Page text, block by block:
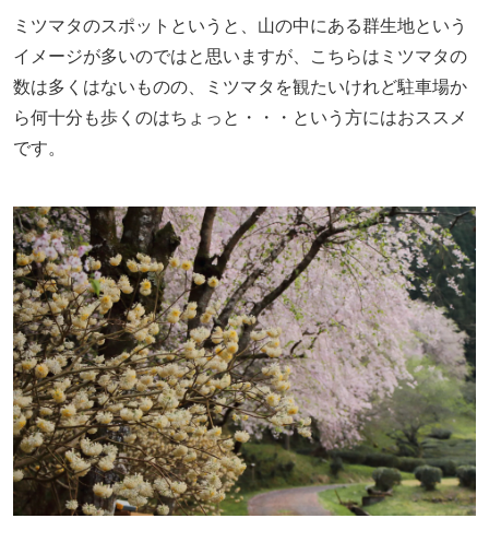
ミツマタのスポットというと、山の中にある群生地という
イメージが多いのではと思いますが、こちらはミツマタの
数は多くはないものの、ミツマタを観たいけれど駐車場か
ら何十分も歩くのはちょっと・・・という方にはおススメ
です。